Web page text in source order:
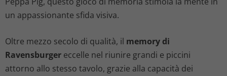
un appassionante sfida visiva.
Oltre mezzo secolo di qualità, il memory di
Ravensburger eccelle nel riunire grandi e piccini
attorno allo stesso tavolo, grazie alla capacità dei